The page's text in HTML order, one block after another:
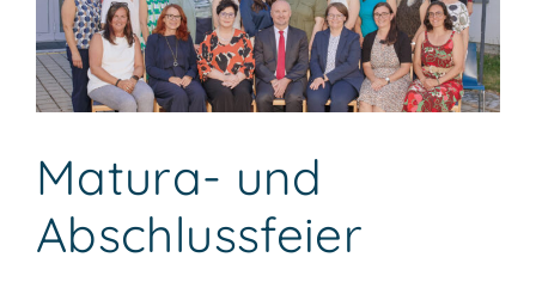
Matura- und
Abschlussfeier